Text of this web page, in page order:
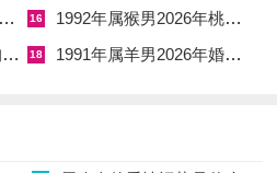
激烈，却如影随形，专在人事关系
2026年落入此局，代表着这一年
掣肘。
16 1992年属猴男2026年桃花运 1992年属猴男2026年感情运如何
18 1991年属羊男2026年婚姻运势 1991年属羊男2026年感情运如何